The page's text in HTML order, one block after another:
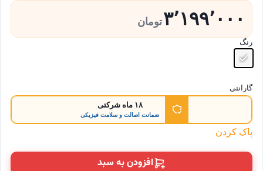
۳٬۱۹۹٬۰۰۰تومان
رنگ
گارانتی
۱۸ ماه شرکتی
ضمانت اصالت و سلامت فیزیکی
پاک کردن
افزودن به سبد